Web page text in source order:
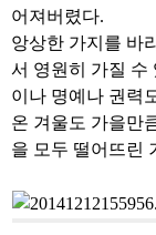
어져버렸다.
앙상한 가지를 바
서 영원히 가질 수
이나 명예나 권력
온 겨울도 가을만
을 모두 떨어뜨린